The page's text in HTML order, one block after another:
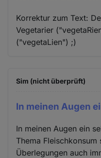
Korrektur zum Text:
Vegetarier
("vegetaLien") ;)
Sim (nicht überprüft)
In meinen Augen
In meinen Augen ein
Thema Fleischkonsum
Überlegungen auch